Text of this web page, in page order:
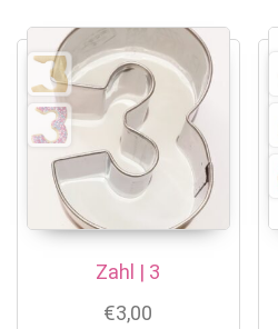
Zahl | 3
€3,00